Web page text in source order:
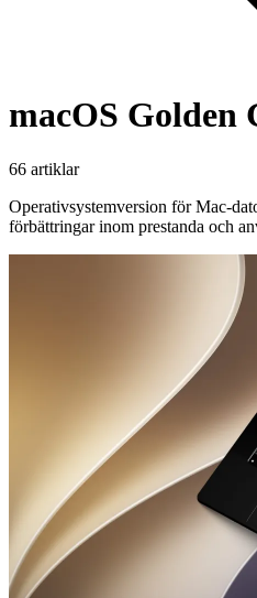
macOS Golden
66 artiklar
Operativsystemversion för Mac-
förbättringar inom prestanda och